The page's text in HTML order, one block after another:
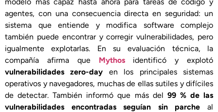
agentes, con una consecuencia directa en seguridad: un
sistema que entiende y modifica software complejo
también puede encontrar y corregir vulnerabilidades, pero
igualmente explotarlas. En su evaluación técnica, la
compañía afirma que Mythosidentificó y explotó
vulnerabilidades zero-day en los principales sistemas
operativos y navegadores, muchas de ellas sutiles y difíciles
de detectar. También informó que más del 99 % de las
vulnerabilidades encontradas seguían sin parche al